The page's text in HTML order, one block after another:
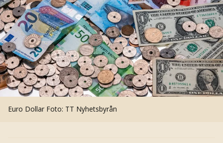
Euro Dollar Foto: TT Nyhetsbyrån